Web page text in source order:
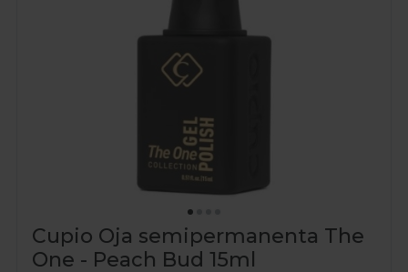
Cupio Oja semipermanenta The
One - Peach Bud 15ml